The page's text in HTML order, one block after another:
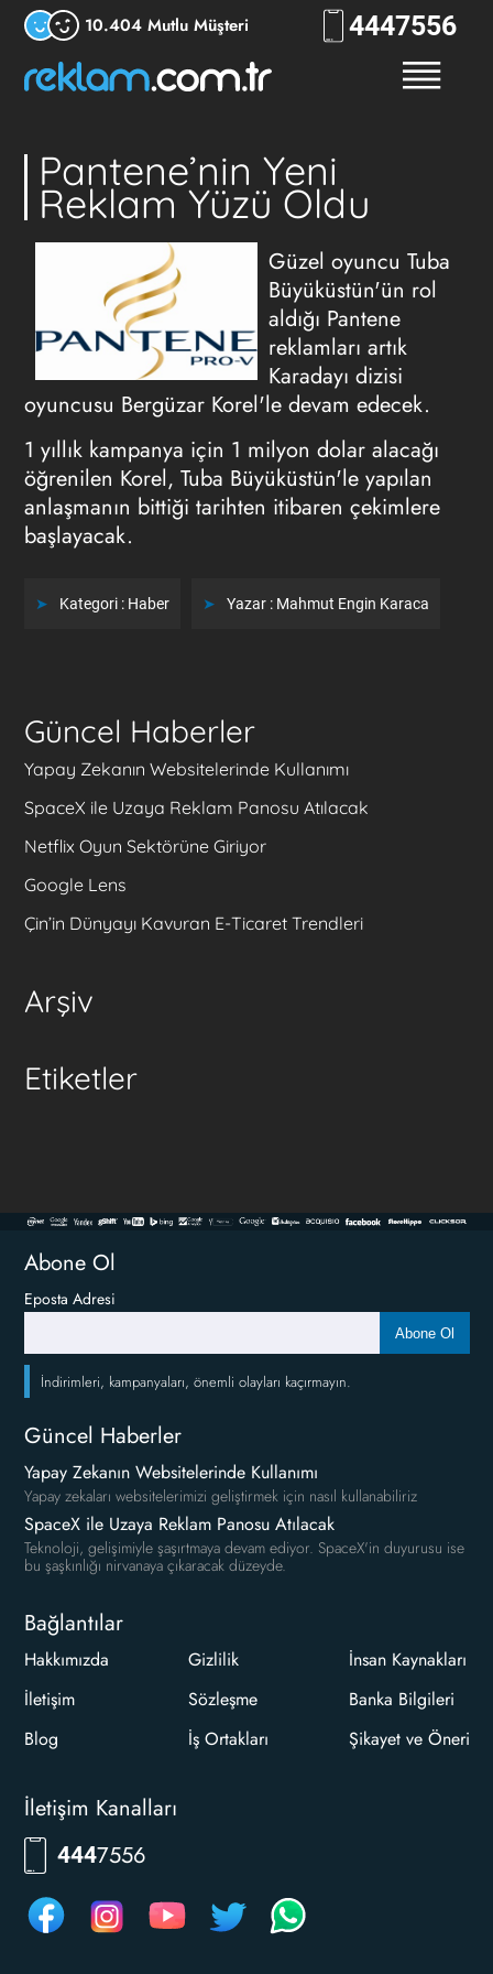
10.404 Mutlu Müşteri 4447556
Pantene’nin Yeni
Reklam Yüzü Oldu
Güzel oyuncu Tuba
Büyüküstün'ün rol
aldığı Pantene
reklamları artık
Karadayı dizisi
oyuncusu Bergüzar Korel'le devam edecek.
1 yıllık kampanya için 1 milyon dolar alacağı
öğrenilen Korel, Tuba Büyüküstün'le yapılan
anlaşmanın bittiği tarihten itibaren çekimlere
başlayacak.
Kategori : Haber Yazar : Mahmut Engin Karaca
Güncel Haberler
Yapay Zekanın Websitelerinde Kullanımı
SpaceX ile Uzaya Reklam Panosu Atılacak
Netflix Oyun Sektörüne Giriyor
Google Lens
Çin’in Dünyayı Kavuran E-Ticaret Trendleri
Arşiv
Etiketler
Abone Ol
Eposta Adresi
Abone Ol
İndirimleri, kampanyaları, önemli olayları kaçırmayın.
Güncel Haberler
Yapay Zekanın Websitelerinde Kullanımı
Yapay zekaları websitelerimizi geliştirmek için nasıl kullanabiliriz
SpaceX ile Uzaya Reklam Panosu Atılacak
Teknoloji, gelişimiyle şaşırtmaya devam ediyor. SpaceX'in duyurusu ise
bu şaşkınlığı nirvanaya çıkaracak düzeyde.
Bağlantılar
Hakkımızda
İletişim
Blog
Gizlilik
Sözleşme
İş Ortakları
İnsan Kaynakları
Banka Bilgileri
Şikayet ve Öneri
İletişim Kanalları
4447556